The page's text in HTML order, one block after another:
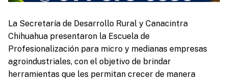
La Secretaría de Desarrollo Rural y Canacintra
Chihuahua presentaron la Escuela de
Profesionalización para micro y medianas empresas
agroindustriales, con el objetivo de brindar
herramientas que les permitan crecer de manera